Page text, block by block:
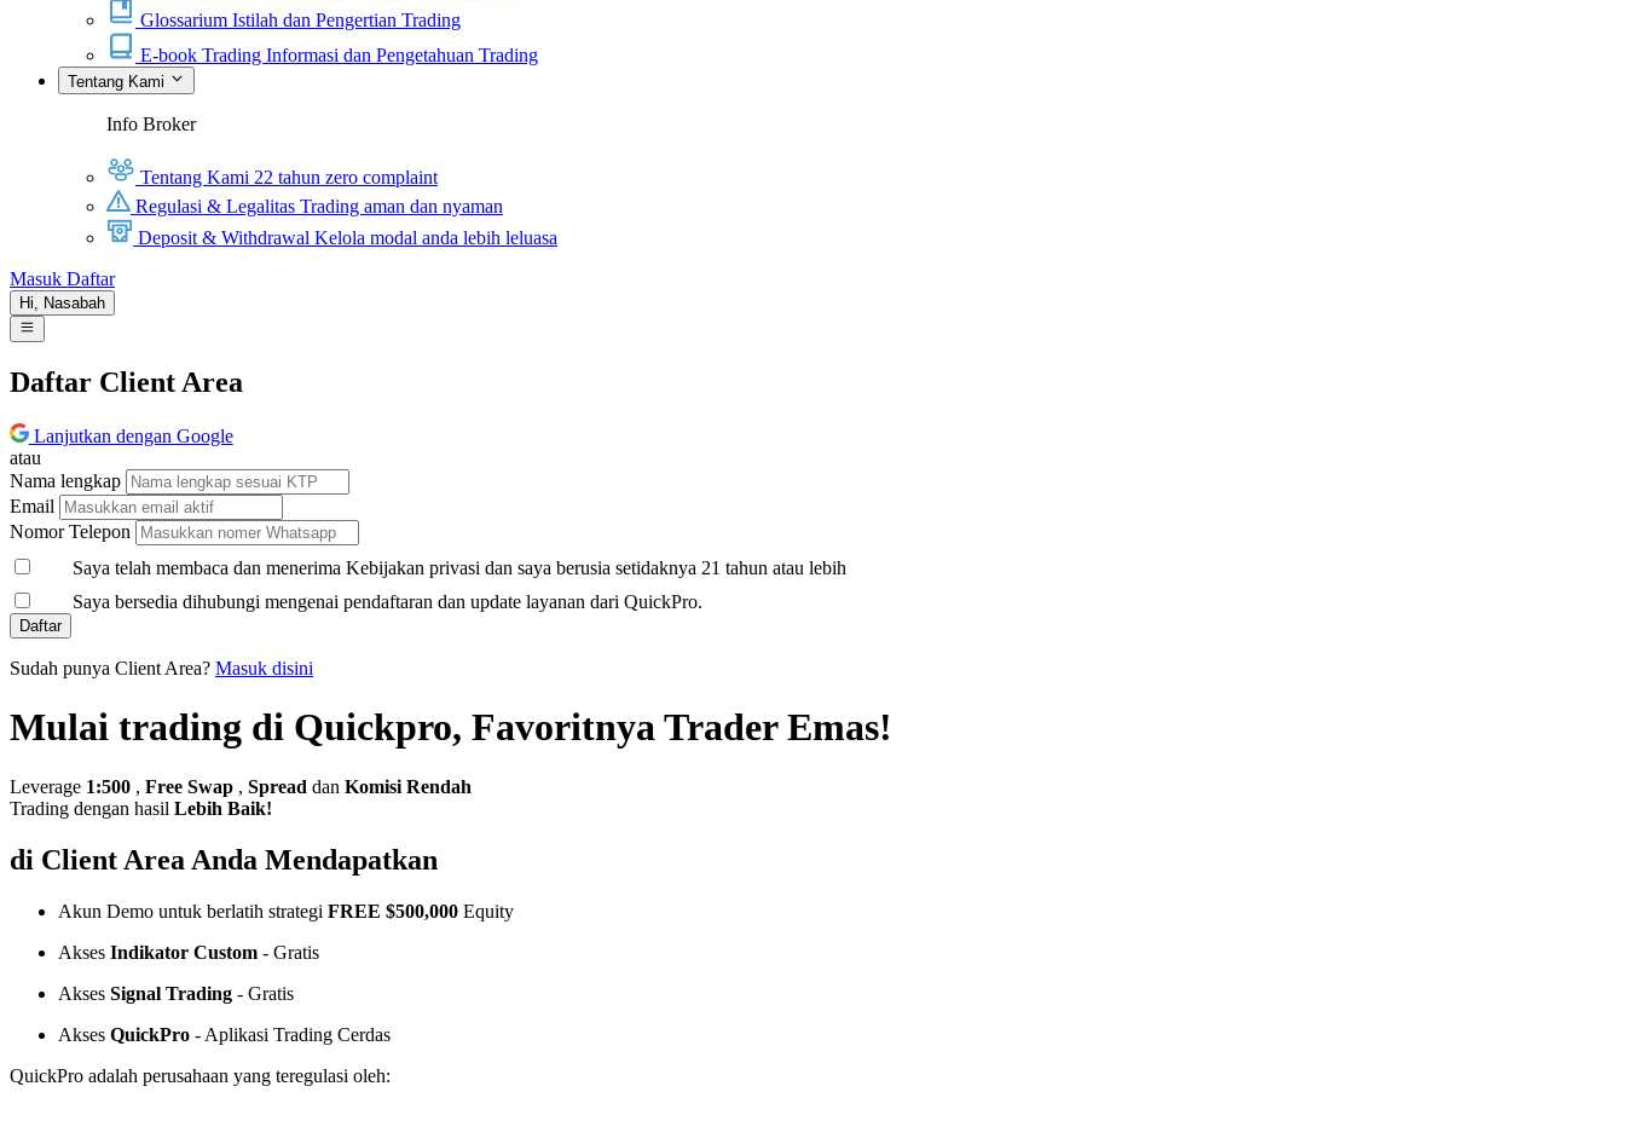
Glossarium Istilah dan Pengertian Trading
E-book Trading Informasi dan Pengetahuan Trading
Tentang Kami
Info Broker
Tentang Kami 22 tahun zero complaint
Regulasi & Legalitas Trading aman dan nyaman
Deposit & Withdrawal Kelola modal anda lebih leluasa
Masuk Daftar
Hi, Nasabah
Daftar Client Area
Lanjutkan dengan Google
atau
Nama lengkap
Email
Nomor Telepon
Saya telah membaca dan menerima Kebijakan privasi dan saya berusia setidaknya 21 tahun atau lebih
Saya bersedia dihubungi mengenai pendaftaran dan update layanan dari QuickPro.
Daftar
Sudah punya Client Area? Masuk disini
Mulai trading di Quickpro, Favoritnya Trader Emas!
Leverage 1:500 , Free Swap , Spread dan Komisi Rendah
Trading dengan hasil Lebih Baik!
di Client Area Anda Mendapatkan
Akun Demo untuk berlatih strategi FREE $500,000 Equity
Akses Indikator Custom - Gratis
Akses Signal Trading - Gratis
Akses QuickPro - Aplikasi Trading Cerdas
QuickPro adalah perusahaan yang teregulasi oleh: